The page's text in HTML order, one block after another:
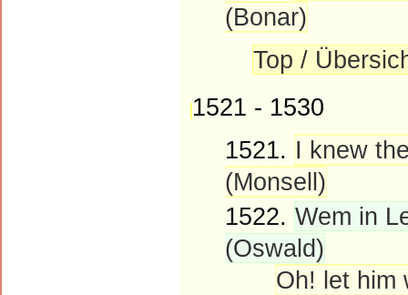
(Bonar)
Top /
1521 - 1530
1521. I knew
(Monsell)
1522. Wem in
(Oswald)
Oh! let him